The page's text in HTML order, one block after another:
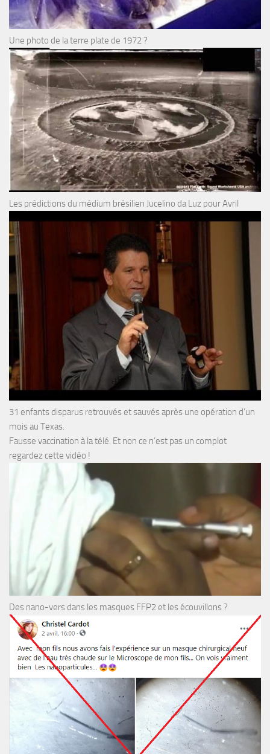
Une photo de la terre plate de 1972 ?
Les prédictions du médium brésilien Jucelino da Luz pour Avril
31 enfants disparus retrouvés et sauvés après une opération d’un
mois au Texas.
Fausse vaccination à la télé. Et non ce n’est pas un complot
regardez cette vidéo !
Des nano-vers dans les masques FFP2 et les écouvillons ?